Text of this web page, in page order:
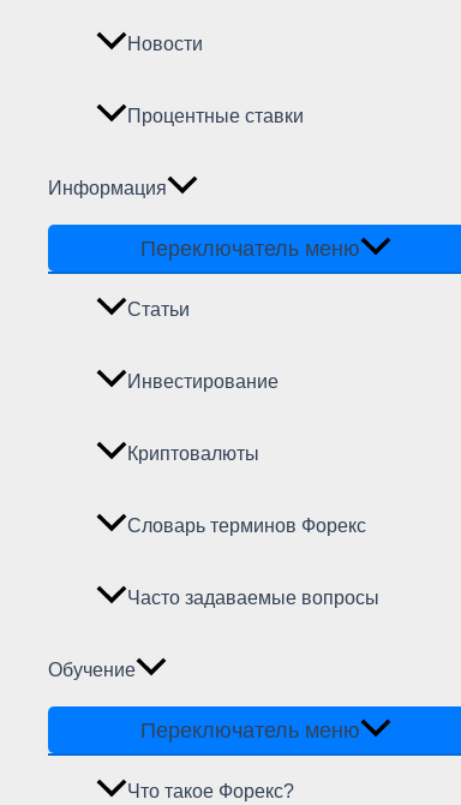
Новости
Процентные ставки
Информация
Переключатель меню
Статьи
Инвестирование
Криптовалюты
Словарь терминов Форекс
Часто задаваемые вопросы
Обучение
Переключатель меню
Что такое Форекс?